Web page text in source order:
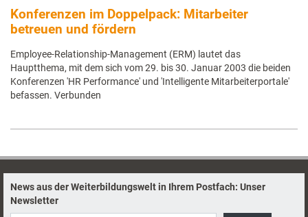
Konferenzen im Doppelpack: Mitarbeiter
betreuen und fördern
Employee-Relationship-Management (ERM) lautet das
Hauptthema, mit dem sich vom 29. bis 30. Januar 2003 die beiden
Konferenzen 'HR Performance' und 'Intelligente Mitarbeiterportale'
befassen. Verbunden
News aus der Weiterbildungswelt in Ihrem Postfach: Unser
Newsletter